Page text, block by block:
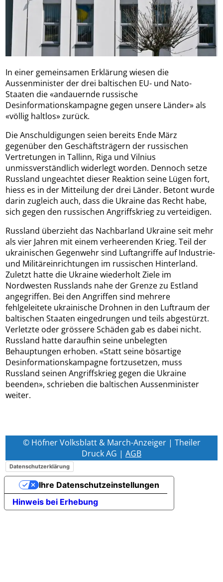
In einer gemeinsamen Erklärung wiesen die
Aussenminister der drei baltischen EU- und Nato-
Staaten die «andauernde russische
Desinformationskampagne gegen unsere Länder» als
«völlig haltlos» zurück.
Die Anschuldigungen seien bereits Ende März
gegenüber den Geschäftsträgern der russischen
Vertretungen in Tallinn, Riga und Vilnius
unmissverständlich widerlegt worden. Dennoch setze
Russland ungeachtet dieser Reaktion seine Lügen fort,
hiess es in der Mitteilung der drei Länder. Betont wurde
darin zugleich auch, dass die Ukraine das Recht habe,
sich gegen den russischen Angriffskrieg zu verteidigen.
Russland überzieht das Nachbarland Ukraine seit mehr
als vier Jahren mit einem verheerenden Krieg. Teil der
ukrainischen Gegenwehr sind Luftangriffe auf Industrie-
und Militäreinrichtungen im russischen Hinterland.
Zuletzt hatte die Ukraine wiederholt Ziele im
Nordwesten Russlands nahe der Grenze zu Estland
angegriffen. Bei den Angriffen sind mehrere
fehlgeleitete ukrainische Drohnen in den Luftraum der
baltischen Staaten eingedrungen und teils abgestürzt.
Verletzte oder grössere Schäden gab es dabei nicht.
Russland hatte daraufhin seine unbelegten
Behauptungen erhoben. «Statt seine bösartige
Desinformationskampagne fortzusetzen, muss
Russland seinen Angriffskrieg gegen die Ukraine
beenden», schrieben die baltischen Aussenminister
weiter.
© Höfner Volksblatt & March-Anzeiger | Theiler
Druck AG | AGB
Datenschutzerklärung
Hinweis bei Erhebung
Ihre Datenschutzeinstellungen